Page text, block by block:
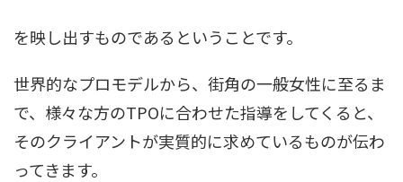
を映し出すものであるということです。
世界的なプロモデルから、街角の一般女性に至るま
で、様々な方のTPOに合わせた指導をしてくると、
そのクライアントが実質的に求めているものが伝わ
ってきます。